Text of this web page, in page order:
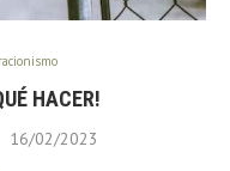
HACER!
16/02/2023